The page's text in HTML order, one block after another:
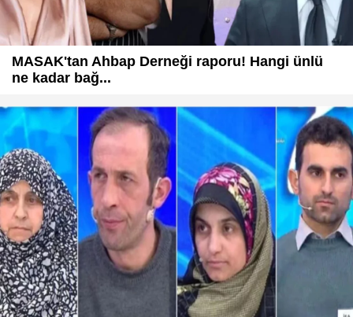
MASAK'tan Ahbap Derneği raporu! Hangi ünlü
ne kadar bağ...